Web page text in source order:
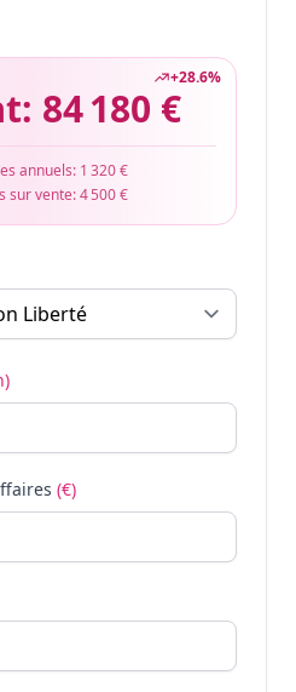
+28.6%
84 180 €
annuels: 1 320 €
sur vente:4 500 €
(€)